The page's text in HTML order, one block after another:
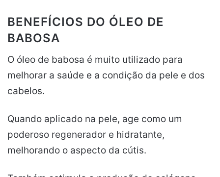
BENEFÍCIOS DO ÓLEO DE
BABOSA
O óleo de babosa é muito utilizado para
melhorar a saúde e a condição da pele e dos
cabelos.
Quando aplicado na pele, age como um
poderoso regenerador e hidratante,
melhorando o aspecto da cútis.